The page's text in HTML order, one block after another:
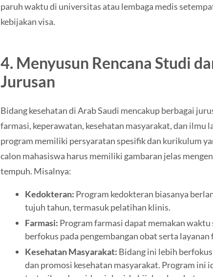
paruh waktu di universitas atau lembaga medis
kebijakan visa.
4. Menyusun Rencana Studi
Jurusan
Bidang kesehatan di Arab Saudi mencakup berbagai
farmasi, keperawatan, kesehatan masyarakat, dan ilmu
program memiliki persyaratan spesifik dan kurikulum
calon mahasiswa harus memiliki gambaran jelas
tempuh. Misalnya:
Kedokteran: Program kedokteran biasanya
tujuh tahun, termasuk pelatihan klinis.
Farmasi: Program farmasi dapat memakan
berfokus pada pengembangan obat serta layanan
Kesehatan Masyarakat: Bidang ini lebih
dan promosi kesehatan masyarakat. Program ini